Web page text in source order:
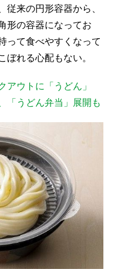
来の円形容器から、
形の容器になってお
って食べやすくなって
れる心配もない。
アウトに「うどん」
「うどん弁当」展開も